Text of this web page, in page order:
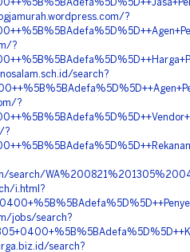
?
?
search?
?
?
search/
i.html?
jobs/search?
search?